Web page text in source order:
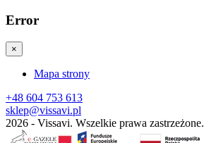
Error
×
Mapa strony
+48 604 753 613
sklep@vissavi.pl
2026 - Vissavi. Wszelkie prawa zastrzeżone.